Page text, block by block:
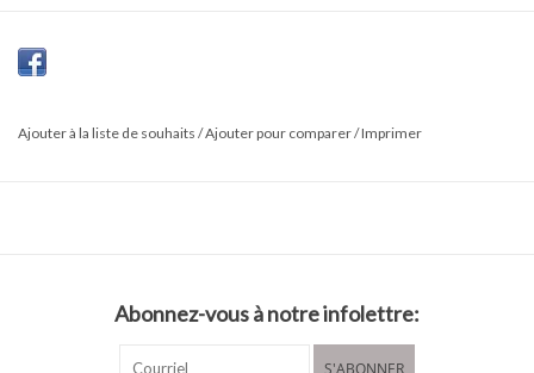
longtemps et émet 90% moins de suie que la cire conventionnelle.
Ajouter à la liste de souhaits /Ajouter pour comparer/Imprimer
Abonnez-vous à notre infolettre: